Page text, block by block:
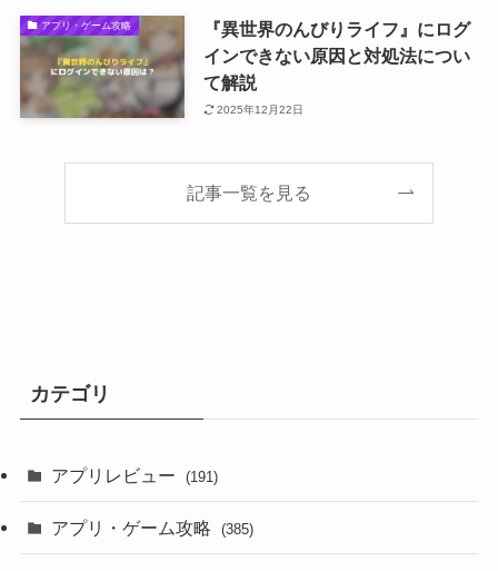
アプリ・ゲーム攻略
『異世界のんびりライフ』にログ
インできない原因と対処法につい
て解説
2025年12月22日
記事一覧を見る
カテゴリ
アプリレビュー (191)
アプリ・ゲーム攻略 (385)